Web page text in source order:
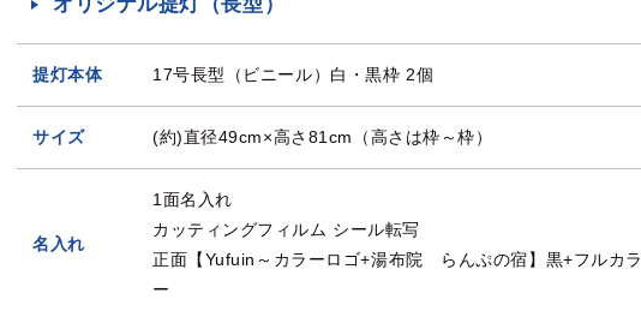
提灯本体 17号長型（ビニール）白・黒枠 2個
サイズ (約)直径49cm×高さ81cm（高さは枠～枠）
名入れ
1面名入れ
カッティングフィルム シール転写
正面【Yufuin～カラーロゴ+湯布院 らんぷの宿】黒+フルカラ
ー